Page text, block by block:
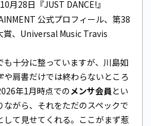
月28日『JUST DANCE!』
公式プロフィール、 第38
賞、 Universal Music Travis
十分に整っていますが、川島如
肩書だけでは終わらないところ
年1月時点でのメンサ会員とい
ながら、それをただのスペックで
して見せてくれる。ここがまず惹